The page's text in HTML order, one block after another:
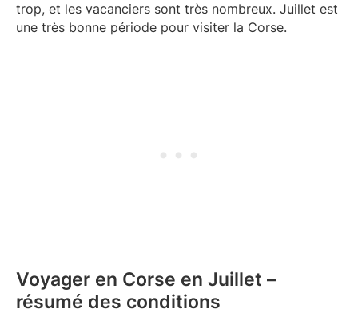
trop, et les vacanciers sont très nombreux. Juillet est
une très bonne période pour visiter la Corse.
Voyager en Corse en Juillet –
résumé des conditions